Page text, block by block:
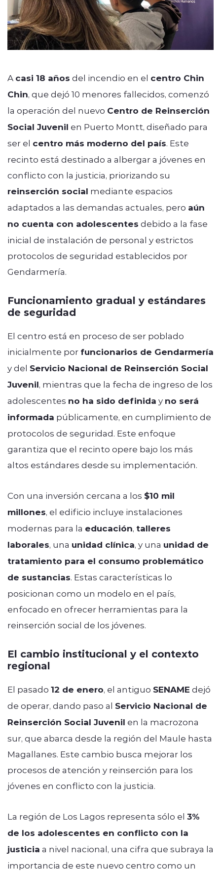
A casi 18 años del incendio en el centro Chin
Chin, que dejó 10 menores fallecidos, comenzó
la operación del nuevo Centro de Reinserción
Social Juvenil en Puerto Montt, diseñado para
ser el centro más moderno del país. Este
recinto está destinado a albergar a jóvenes en
conflicto con la justicia, priorizando su
reinserción social mediante espacios
adaptados a las demandas actuales, pero aún
no cuenta con adolescentes debido a la fase
inicial de instalación de personal y estrictos
protocolos de seguridad establecidos por
Gendarmería.
Funcionamiento gradual y estándares
de seguridad
El centro está en proceso de ser poblado
inicialmente por funcionarios de Gendarmería
y del Servicio Nacional de Reinserción Social
Juvenil, mientras que la fecha de ingreso de los
adolescentes no ha sido definida y no será
informada públicamente, en cumplimiento de
protocolos de seguridad. Este enfoque
garantiza que el recinto opere bajo los más
altos estándares desde su implementación.
Con una inversión cercana a los $10 mil
millones, el edificio incluye instalaciones
modernas para la educación, talleres
laborales, una unidad clínica, y una unidad de
tratamiento para el consumo problemático
de sustancias. Estas características lo
posicionan como un modelo en el país,
enfocado en ofrecer herramientas para la
reinserción social de los jóvenes.
El cambio institucional y el contexto
regional
El pasado 12 de enero, el antiguo SENAME dejó
de operar, dando paso al Servicio Nacional de
Reinserción Social Juvenil en la macrozona
sur, que abarca desde la región del Maule hasta
Magallanes. Este cambio busca mejorar los
procesos de atención y reinserción para los
jóvenes en conflicto con la justicia.
La región de Los Lagos representa sólo el 3%
de los adolescentes en conflicto con la
justicia a nivel nacional, una cifra que subraya la
importancia de este nuevo centro como un